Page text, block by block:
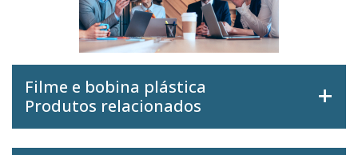
Filme e bobina plástica
Produtos relacionados